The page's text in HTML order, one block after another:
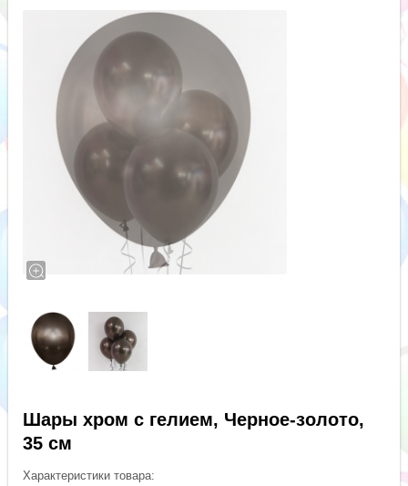
Шары хром с гелием, Черное-золото,
35 см
Характеристики товара: